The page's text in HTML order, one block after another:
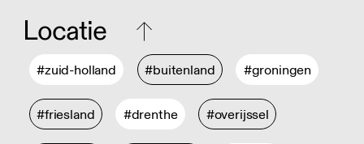
Locatie
#zuid-holland #buitenland #groningen
#friesland #drenthe #overijssel